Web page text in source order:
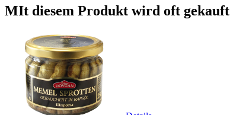
MIt diesem Produkt wird oft gekauft